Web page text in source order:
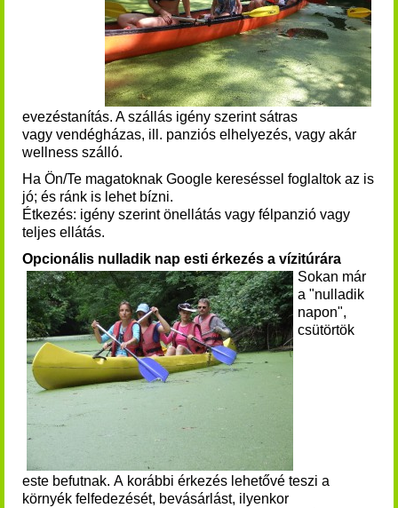
evezéstanítás. A szállás igény szerint sátras
vagy vendégházas, ill. panziós elhelyezés, vagy akár
wellness szálló.
Ha Ön/Te magatoknak Google kereséssel foglaltok az is
jó; és ránk is lehet bízni.
Étkezés: igény szerint önellátás vagy félpanzió vagy
teljes ellátás.
Opcionális nulladik nap esti érkezés a vízitúrára
Sokan már
a "nulladik
napon",
csütörtök
este befutnak. A korábbi érkezés lehetővé teszi a
környék felfedezését, bevásárlást, ilyenkor